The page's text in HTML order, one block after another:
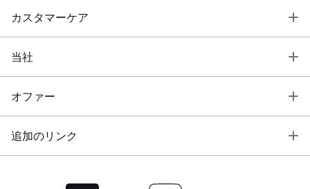
カスタマーケア
当社
オファー
追加のリンク